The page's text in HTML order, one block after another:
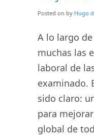
Posted on by Hugo
A lo largo
muchas las
laboral de
examinado.
sido claro:
para
global de